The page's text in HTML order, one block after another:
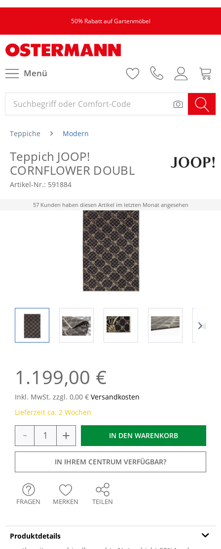
50% Rabatt auf Gartenmöbel
Menü
Teppiche Modern
Teppich JOOP!
CORNFLOWER DOUBL
Artikel-Nr.: 591884
57 Kunden haben diesen Artikel im letzten Monat angesehen
1.199,00 €
Inkl. MwSt. zzgl. 0,00 € Versandkosten
Lieferzeit ca. 2 Wochen
- + IN DEN WARENKORB
IN IHREM CENTRUM VERFÜGBAR?
FRAGEN MERKEN TEILEN
Produktdetails